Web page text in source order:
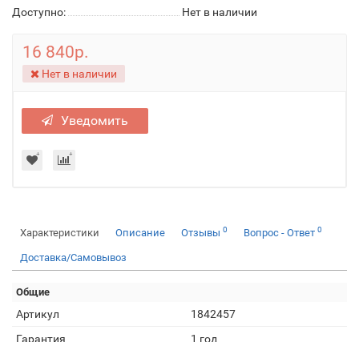
Доступно:
Нет в наличии
16 840р.
Нет в наличии
Уведомить
Характеристики Описание Отзывы 0 Вопрос - Ответ 0
Доставка/Самовывоз
Общие
Артикул
1842457
Гарантия
1 год